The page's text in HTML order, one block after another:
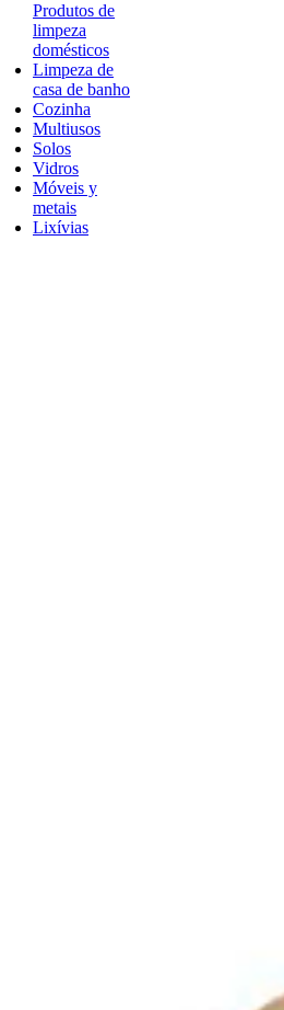
Produtos de
limpeza
domésticos
Limpeza de
casa de banho
Cozinha
Multiusos
Solos
Vidros
Móveis y
metais
Lixívias